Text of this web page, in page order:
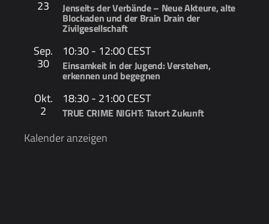
23 Jenseits der Verbände – Neue Akteure, alte
Blockaden und der Brain Drain der
Zivilgesellschaft
Sep.
30
10:30- 12:00CEST
Einsamkeit in der Jugend: Verstehen,
erkennen und begegnen
Okt.
2
18:30- 21:00CEST
TRUE CRIME NIGHT: Tatort Zukunft
Kalender anzeigen